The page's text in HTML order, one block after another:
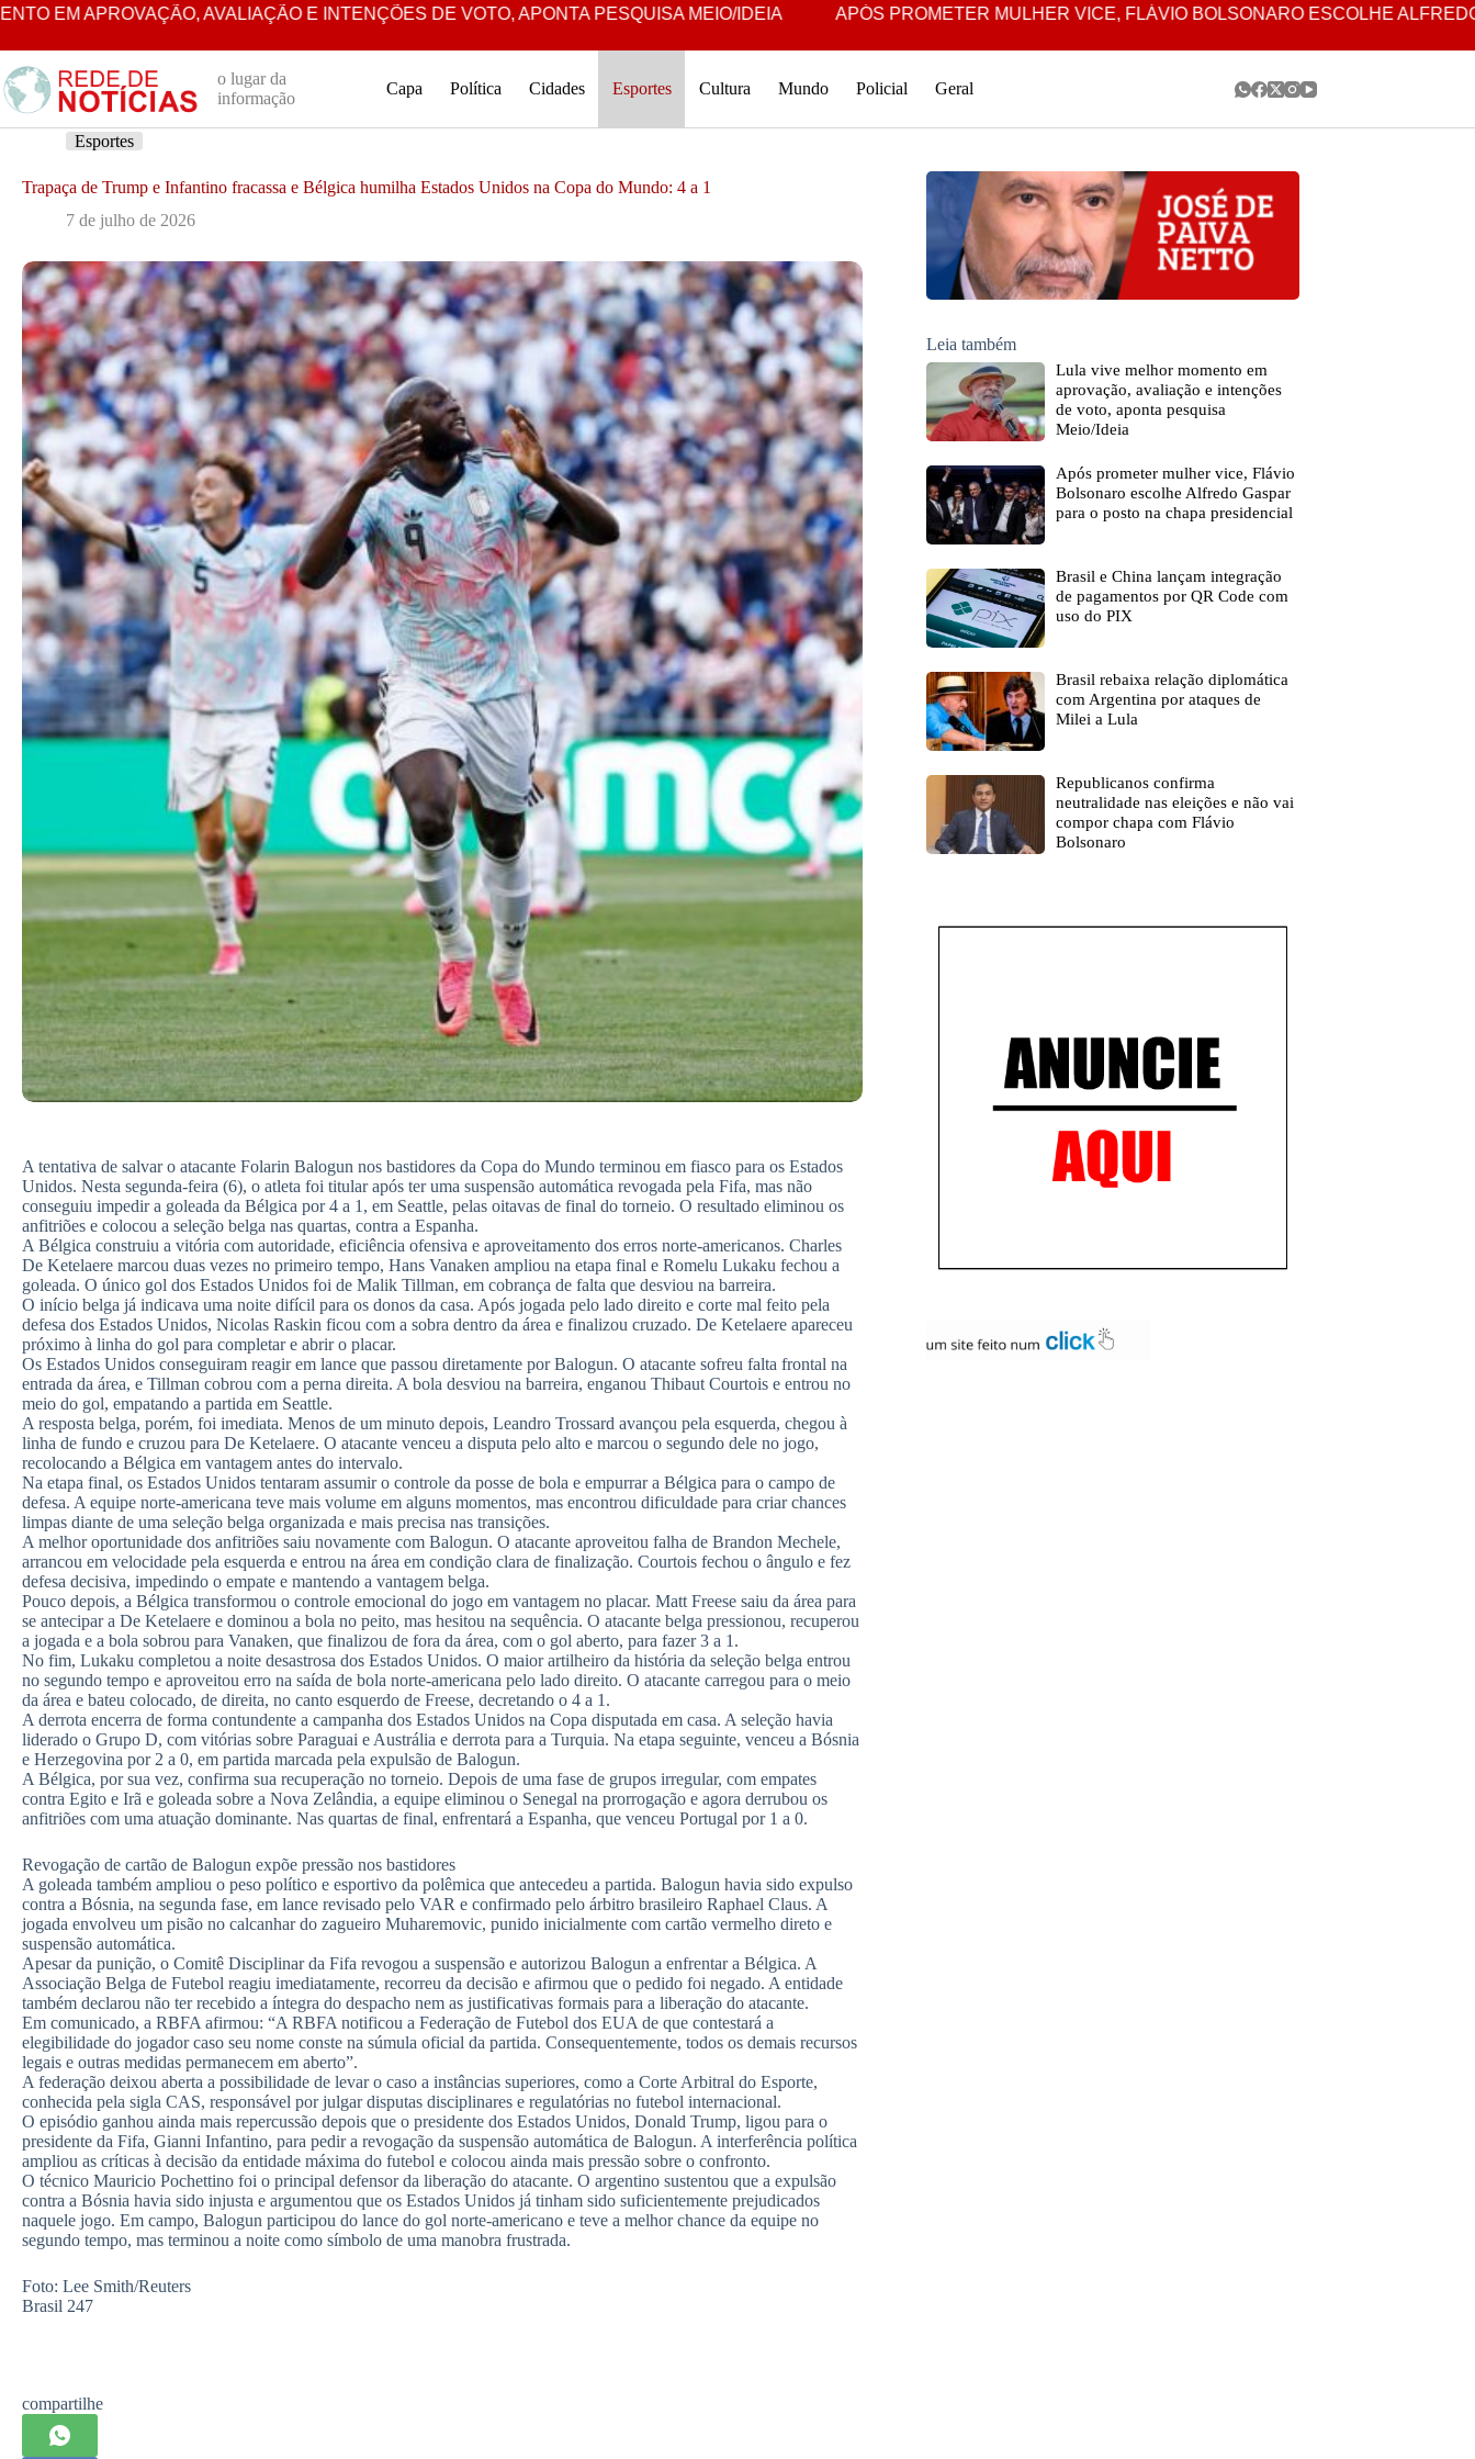
Pular
o
conteúdo
AVALIAÇÃO E INTENÇÕES DE VOTO, APONTA PESQUISA MEIO/IDEIA APÓS PROMETER MULHER VICE, FLÁVIO BOLSONARO ESCOLHE ALFREDO GASPAR
o lugar da
informação
Capa Política Cidades Esportes Cultura Mundo Policial Geral
Esportes
Trapaça de Trump e Infantino fracassa e Bélgica humilha Estados Unidos na Copa do Mundo: 4 a 1
7 de julho de 2026
A tentativa de salvar o atacante Folarin Balogun nos bastidores da Copa do Mundo terminou em fiasco para os Estados
Unidos. Nesta segunda-feira (6), o atleta foi titular após ter uma suspensão automática revogada pela Fifa, mas não
conseguiu impedir a goleada da Bélgica por 4 a 1, em Seattle, pelas oitavas de final do torneio. O resultado eliminou os
anfitriões e colocou a seleção belga nas quartas, contra a Espanha.
A Bélgica construiu a vitória com autoridade, eficiência ofensiva e aproveitamento dos erros norte-americanos. Charles
De Ketelaere marcou duas vezes no primeiro tempo, Hans Vanaken ampliou na etapa final e Romelu Lukaku fechou a
goleada. O único gol dos Estados Unidos foi de Malik Tillman, em cobrança de falta que desviou na barreira.
O início belga já indicava uma noite difícil para os donos da casa. Após jogada pelo lado direito e corte mal feito pela
defesa dos Estados Unidos, Nicolas Raskin ficou com a sobra dentro da área e finalizou cruzado. De Ketelaere apareceu
próximo à linha do gol para completar e abrir o placar.
Os Estados Unidos conseguiram reagir em lance que passou diretamente por Balogun. O atacante sofreu falta frontal na
entrada da área, e Tillman cobrou com a perna direita. A bola desviou na barreira, enganou Thibaut Courtois e entrou no
meio do gol, empatando a partida em Seattle.
A resposta belga, porém, foi imediata. Menos de um minuto depois, Leandro Trossard avançou pela esquerda, chegou à
linha de fundo e cruzou para De Ketelaere. O atacante venceu a disputa pelo alto e marcou o segundo dele no jogo,
recolocando a Bélgica em vantagem antes do intervalo.
Na etapa final, os Estados Unidos tentaram assumir o controle da posse de bola e empurrar a Bélgica para o campo de
defesa. A equipe norte-americana teve mais volume em alguns momentos, mas encontrou dificuldade para criar chances
limpas diante de uma seleção belga organizada e mais precisa nas transições.
A melhor oportunidade dos anfitriões saiu novamente com Balogun. O atacante aproveitou falha de Brandon Mechele,
arrancou em velocidade pela esquerda e entrou na área em condição clara de finalização. Courtois fechou o ângulo e fez
defesa decisiva, impedindo o empate e mantendo a vantagem belga.
Pouco depois, a Bélgica transformou o controle emocional do jogo em vantagem no placar. Matt Freese saiu da área para
se antecipar a De Ketelaere e dominou a bola no peito, mas hesitou na sequência. O atacante belga pressionou, recuperou
a jogada e a bola sobrou para Vanaken, que finalizou de fora da área, com o gol aberto, para fazer 3 a 1.
No fim, Lukaku completou a noite desastrosa dos Estados Unidos. O maior artilheiro da história da seleção belga entrou
no segundo tempo e aproveitou erro na saída de bola norte-americana pelo lado direito. O atacante carregou para o meio
da área e bateu colocado, de direita, no canto esquerdo de Freese, decretando o 4 a 1.
A derrota encerra de forma contundente a campanha dos Estados Unidos na Copa disputada em casa. A seleção havia
liderado o Grupo D, com vitórias sobre Paraguai e Austrália e derrota para a Turquia. Na etapa seguinte, venceu a Bósnia
e Herzegovina por 2 a 0, em partida marcada pela expulsão de Balogun.
A Bélgica, por sua vez, confirma sua recuperação no torneio. Depois de uma fase de grupos irregular, com empates
contra Egito e Irã e goleada sobre a Nova Zelândia, a equipe eliminou o Senegal na prorrogação e agora derrubou os
anfitriões com uma atuação dominante. Nas quartas de final, enfrentará a Espanha, que venceu Portugal por 1 a 0.
Revogação de cartão de Balogun expõe pressão nos bastidores
A goleada também ampliou o peso político e esportivo da polêmica que antecedeu a partida. Balogun havia sido expulso
contra a Bósnia, na segunda fase, em lance revisado pelo VAR e confirmado pelo árbitro brasileiro Raphael Claus. A
jogada envolveu um pisão no calcanhar do zagueiro Muharemovic, punido inicialmente com cartão vermelho direto e
suspensão automática.
Apesar da punição, o Comitê Disciplinar da Fifa revogou a suspensão e autorizou Balogun a enfrentar a Bélgica. A
Associação Belga de Futebol reagiu imediatamente, recorreu da decisão e afirmou que o pedido foi negado. A entidade
também declarou não ter recebido a íntegra do despacho nem as justificativas formais para a liberação do atacante.
Em comunicado, a RBFA afirmou: “A RBFA notificou a Federação de Futebol dos EUA de que contestará a
elegibilidade do jogador caso seu nome conste na súmula oficial da partida. Consequentemente, todos os demais recursos
legais e outras medidas permanecem em aberto”.
A federação deixou aberta a possibilidade de levar o caso a instâncias superiores, como a Corte Arbitral do Esporte,
conhecida pela sigla CAS, responsável por julgar disputas disciplinares e regulatórias no futebol internacional.
O episódio ganhou ainda mais repercussão depois que o presidente dos Estados Unidos, Donald Trump, ligou para o
presidente da Fifa, Gianni Infantino, para pedir a revogação da suspensão automática de Balogun. A interferência política
ampliou as críticas à decisão da entidade máxima do futebol e colocou ainda mais pressão sobre o confronto.
O técnico Mauricio Pochettino foi o principal defensor da liberação do atacante. O argentino sustentou que a expulsão
contra a Bósnia havia sido injusta e argumentou que os Estados Unidos já tinham sido suficientemente prejudicados
naquele jogo. Em campo, Balogun participou do lance do gol norte-americano e teve a melhor chance da equipe no
segundo tempo, mas terminou a noite como símbolo de uma manobra frustrada.
Foto: Lee Smith/Reuters
Brasil 247
compartilhe
Leia também
Lula vive melhor momento em
aprovação, avaliação e intenções
de voto, aponta pesquisa
Meio/Ideia
Após prometer mulher vice, Flávio
Bolsonaro escolhe Alfredo Gaspar
para o posto na chapa presidencial
Brasil e China lançam integração
de pagamentos por QR Code com
uso do PIX
Brasil rebaixa relação diplomática
com Argentina por ataques de
Milei a Lula
Republicanos confirma
neutralidade nas eleições e não vai
compor chapa com Flávio
Bolsonaro